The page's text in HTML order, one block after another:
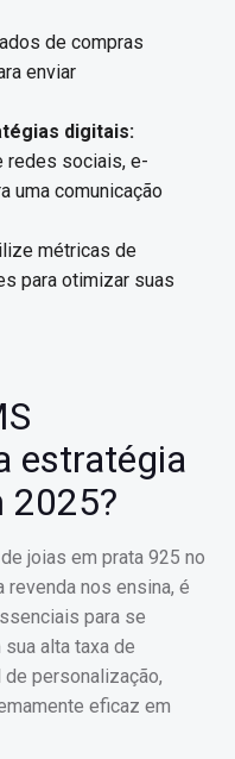
de compras
enviar
digitais:
redes sociais, e-
uma comunicação
métricas de
para otimizar suas
estratégia
2025?
joias em prata 925 no
nos ensina, é
para se
alta taxa de
personalização,
eficaz em